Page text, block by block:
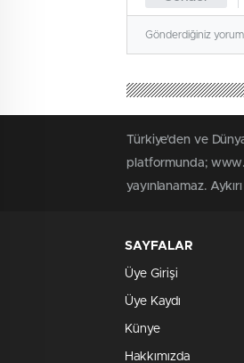
Gönderdiğiniz yorum
Türkiye'den ve
platformunda;
yayınlanamaz.
SAYFALAR
Üye Girişi
Üye Kaydı
Künye
Hakkımızda